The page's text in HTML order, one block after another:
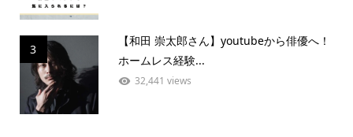
3
【和田 崇太郎さん】youtubeから俳優へ！
ホームレス経験...
32,441 views